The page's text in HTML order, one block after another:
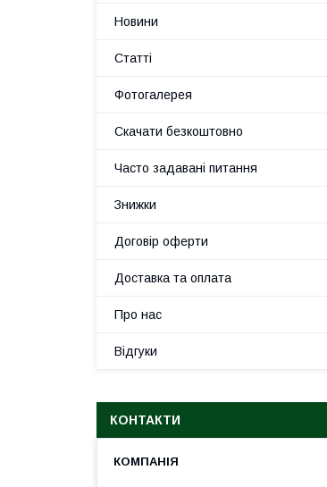
Новини
Статті
Фотогалерея
Скачати безкоштовно
Часто задавані питання
Знижки
Договір оферти
Доставка та оплата
Про нас
Відгуки
КОНТАКТИ